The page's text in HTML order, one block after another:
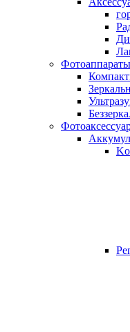
Фотоаппараты